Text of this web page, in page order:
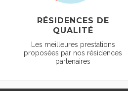
RÉSIDENCES DE
QUALITÉ
Les meilleures prestations
proposées par nos résidences
partenaires